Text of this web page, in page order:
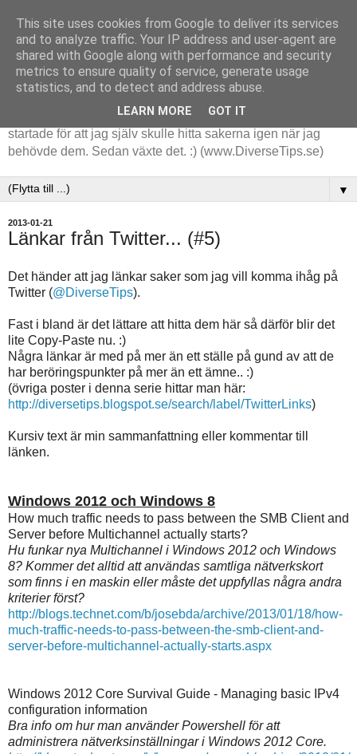
Tips och tankar kring de saker jag stöter på i arbetet. Det
startade för att jag själv skulle hitta sakerna igen när jag
behövde dem. Sedan växte det. :) (www.DiverseTips.se)
▼
2013-01-21
Länkar från Twitter... (#5)
Det händer att jag länkar saker som jag vill komma ihåg på
Twitter (@DiverseTips).
Fast i bland är det lättare att hitta dem här så därför blir det
lite Copy-Paste nu. :)
Några länkar är med på mer än ett ställe på gund av att de
har beröringspunkter på mer än ett ämne.. :)
(övriga poster i denna serie hittar man här:
http://diversetips.blogspot.se/search/label/TwitterLinks)
Kursiv text är min sammanfattning eller kommentar till
länken.
Windows 2012 och Windows 8
How much traffic needs to pass between the SMB Client and
Server before Multichannel actually starts?
Hu funkar nya Multichannel i Windows 2012 och Windows
8? Kommer det alltid att användas samtliga nätverkskort
som finns i en maskin eller måste det uppfyllas några andra
kriterier först?
http://blogs.technet.com/b/josebda/archive/2013/01/18/how-
much-traffic-needs-to-pass-between-the-smb-client-and-
server-before-multichannel-actually-starts.aspx
Windows 2012 Core Survival Guide - Managing basic IPv4
configuration information
Bra info om hur man använder Powershell för att
administrera nätverksinställningar i Windows 2012 Core.
This site uses cookies from Google to deliver its services
and to analyze traffic. Your IP address and user-agent are
shared with Google along with performance and security
metrics to ensure quality of service, generate usage
statistics, and to detect and address abuse.
LEARN MORE GOT IT